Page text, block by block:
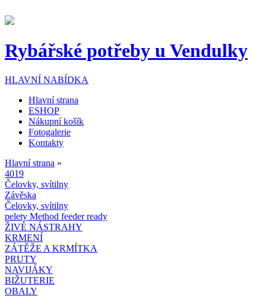
Rybářské potřeby u Vendulky
HLAVNÍ NABÍDKA
Hlavní strana
ESHOP
Nákupní košík
Fotogalerie
Kontakty
Jste zde
Hlavní strana »
4019
Čelovky, svítilny
Závěska
Čelovky, svítilny
pelety Method feeder ready
ŽIVÉ NÁSTRAHY
KRMENÍ
ZÁTĚŽE A KRMÍTKA
PRUTY
NAVIJÁKY
BIŽUTERIE
OBALY